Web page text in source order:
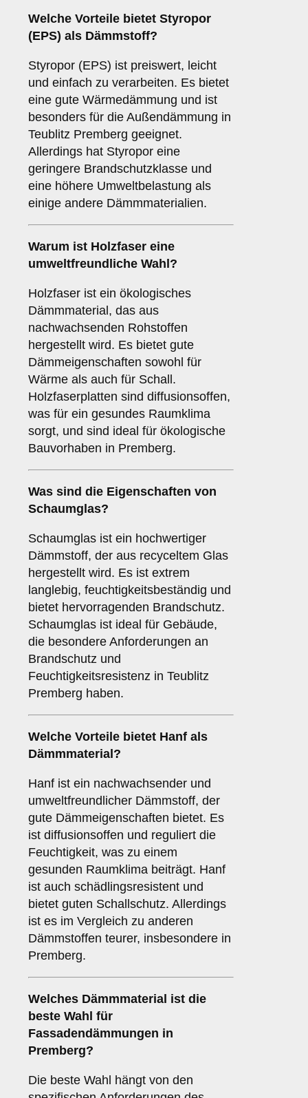
Welche Vorteile bietet Styropor
(EPS) als Dämmstoff?
Styropor (EPS) ist preiswert, leicht
und einfach zu verarbeiten. Es bietet
eine gute Wärmedämmung und ist
besonders für die Außendämmung in
Teublitz Premberg geeignet.
Allerdings hat Styropor eine
geringere Brandschutzklasse und
eine höhere Umweltbelastung als
einige andere Dämmmaterialien.
Warum ist Holzfaser eine
umweltfreundliche Wahl?
Holzfaser ist ein ökologisches
Dämmmaterial, das aus
nachwachsenden Rohstoffen
hergestellt wird. Es bietet gute
Dämmeigenschaften sowohl für
Wärme als auch für Schall.
Holzfaserplatten sind diffusionsoffen,
was für ein gesundes Raumklima
sorgt, und sind ideal für ökologische
Bauvorhaben in Premberg.
Was sind die Eigenschaften von
Schaumglas?
Schaumglas ist ein hochwertiger
Dämmstoff, der aus recyceltem Glas
hergestellt wird. Es ist extrem
langlebig, feuchtigkeitsbeständig und
bietet hervorragenden Brandschutz.
Schaumglas ist ideal für Gebäude,
die besondere Anforderungen an
Brandschutz und
Feuchtigkeitsresistenz in Teublitz
Premberg haben.
Welche Vorteile bietet Hanf als
Dämmmaterial?
Hanf ist ein nachwachsender und
umweltfreundlicher Dämmstoff, der
gute Dämmeigenschaften bietet. Es
ist diffusionsoffen und reguliert die
Feuchtigkeit, was zu einem
gesunden Raumklima beiträgt. Hanf
ist auch schädlingsresistent und
bietet guten Schallschutz. Allerdings
ist es im Vergleich zu anderen
Dämmstoffen teurer, insbesondere in
Premberg.
Welches Dämmmaterial ist die
beste Wahl für
Fassadendämmungen in
Premberg?
Die beste Wahl hängt von den